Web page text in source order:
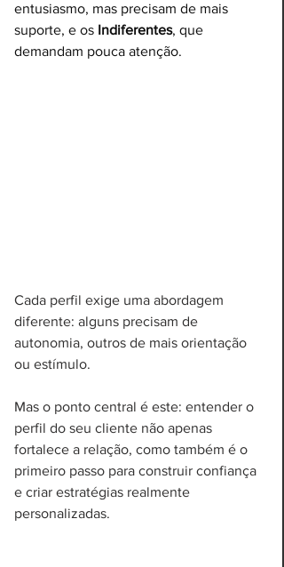
entusiasmo, mas precisam de mais
suporte, e os Indiferentes, que
demandam pouca atenção.
Cada perfil exige uma abordagem
diferente: alguns precisam de
autonomia, outros de mais orientação
ou estímulo.
Mas o ponto central é este: entender o
perfil do seu cliente não apenas
fortalece a relação, como também é o
primeiro passo para construir confiança
e criar estratégias realmente
personalizadas.